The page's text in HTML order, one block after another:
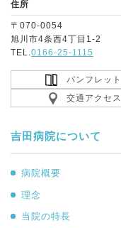
住所
〒070-0054
旭川市4条西4丁目1-2
TEL.0166-25-1115
パンフレット
交通アクセス
吉田病院について
病院概要
理念
当院の特長